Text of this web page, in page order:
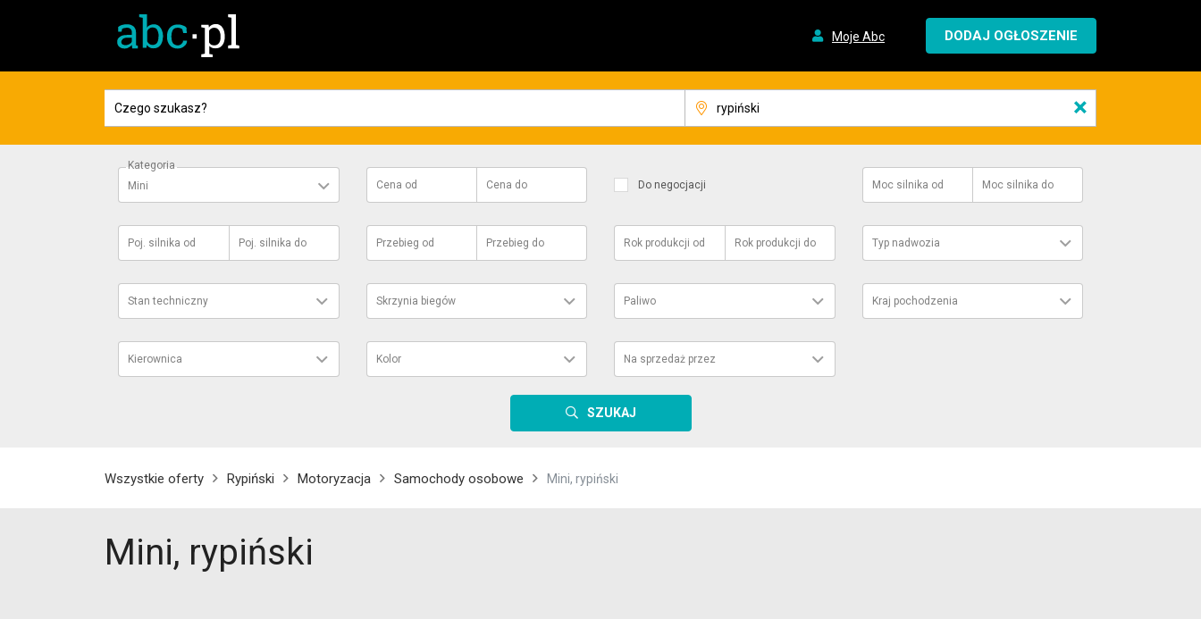
Moje Abc DODAJ OGŁOSZENIE
×
Kategoria
Mini
Cena od Cena do Do negocjacji Moc silnika od Moc silnika do
Poj. silnika od Poj. silnika do Przebieg od Przebieg do Rok produkcji od Rok produkcji do Typ nadwozia
Stan techniczny Skrzynia biegów Paliwo Kraj pochodzenia
Kierownica Kolor Na sprzedaż przez
SZUKAJ
Wszystkie oferty Rypiński Motoryzacja Samochody osobowe Mini, rypiński
Mini, rypiński